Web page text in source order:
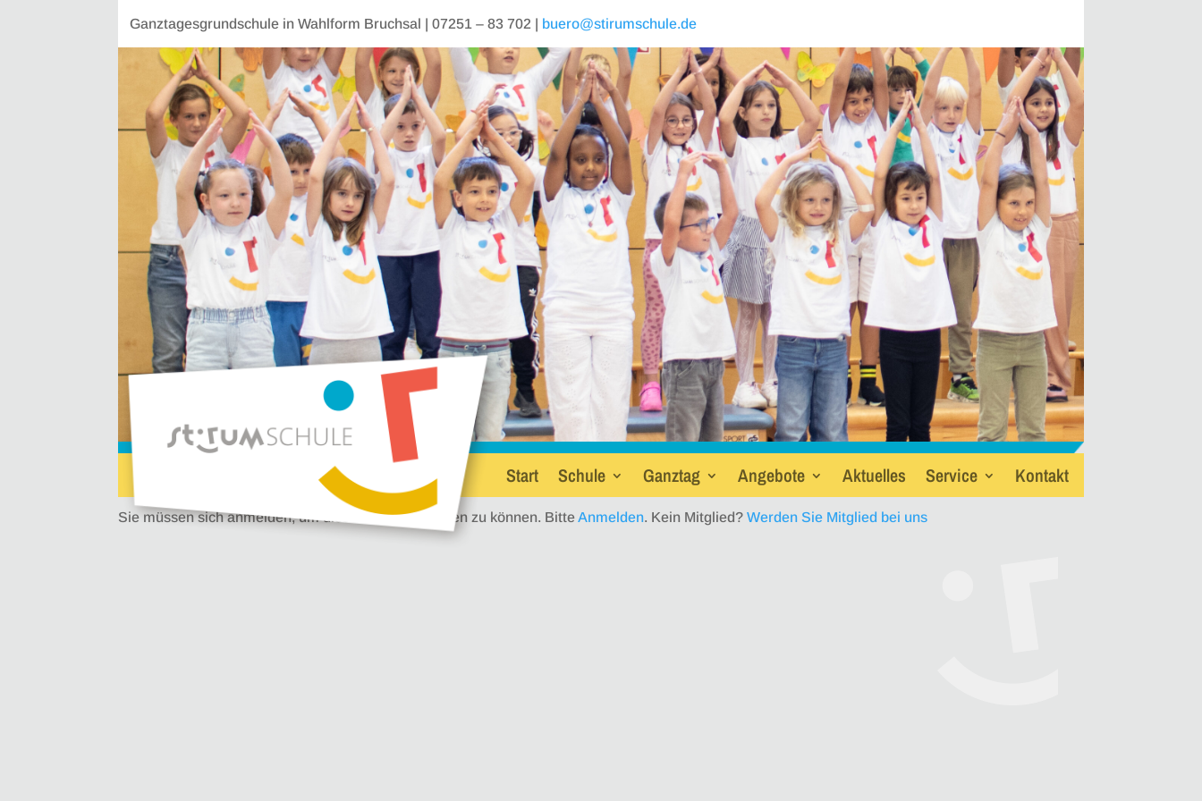
Ganztagesgrundschule in Wahlform Bruchsal | 07251 – 83 702 | buero@stirumschule.de
Start Schule Ganztag Angebote Aktuelles Service Kontakt
Sie müssen sich anmelden, um diesen Inhalt einsehen zu können. BitteAnmelden. Kein Mitglied? Werden Sie Mitglied bei uns